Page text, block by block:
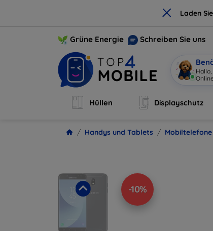
× Laden
Grüne Energie Schreiben Sie uns
Hüllen Displayschutz
Handys und Tablets Mobiltelefone
-10%